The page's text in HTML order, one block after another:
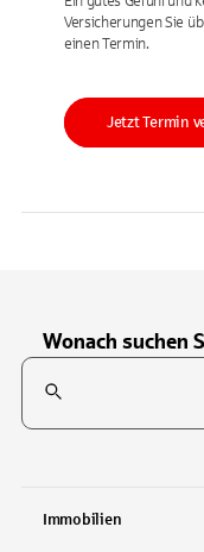
Versicherungen Sie
einen Termin.
Jetzt Termin
Wonach suchen
Suchfeld
Immobilien